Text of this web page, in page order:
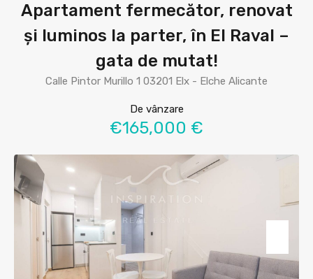
Apartament fermecător, renovat
și luminos la parter, în El Raval –
gata de mutat!
Calle Pintor Murillo 1 03201 Elx - Elche Alicante
De vânzare
€165,000 €